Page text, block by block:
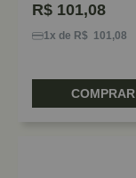
R$ 101,08
1x de R$ 101,08
COMPRAR